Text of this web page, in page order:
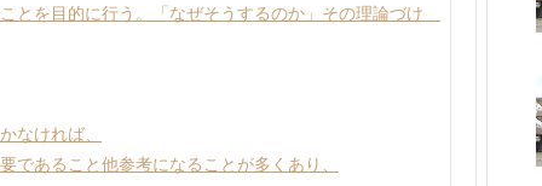
とを目的に行う。「なぜそうするのか」その理論づけ
なければ、
であること他参考になることが多くあり、